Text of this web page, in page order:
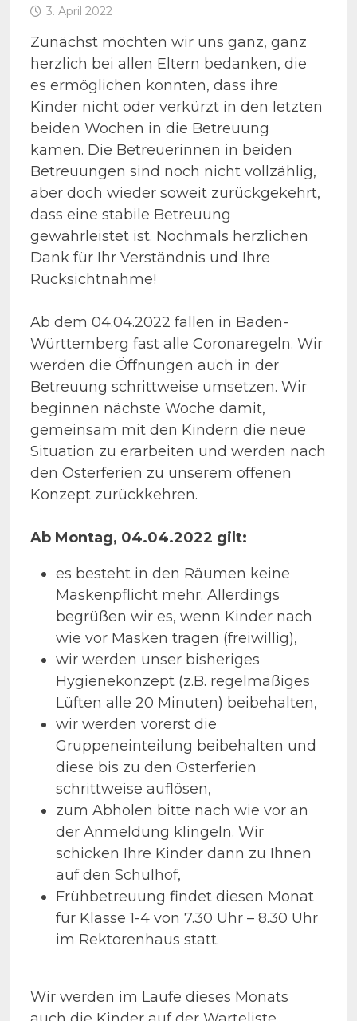
3. April 2022
Zunächst möchten wir uns ganz, ganz
herzlich bei allen Eltern bedanken, die
es ermöglichen konnten, dass ihre
Kinder nicht oder verkürzt in den letzten
beiden Wochen in die Betreuung
kamen. Die Betreuerinnen in beiden
Betreuungen sind noch nicht vollzählig,
aber doch wieder soweit zurückgekehrt,
dass eine stabile Betreuung
gewährleistet ist. Nochmals herzlichen
Dank für Ihr Verständnis und Ihre
Rücksichtnahme!
Ab dem 04.04.2022 fallen in Baden-
Württemberg fast alle Coronaregeln. Wir
werden die Öffnungen auch in der
Betreuung schrittweise umsetzen. Wir
beginnen nächste Woche damit,
gemeinsam mit den Kindern die neue
Situation zu erarbeiten und werden nach
den Osterferien zu unserem offenen
Konzept zurückkehren.
Ab Montag, 04.04.2022 gilt:
es besteht in den Räumen keine
Maskenpflicht mehr. Allerdings
begrüßen wir es, wenn Kinder nach
wie vor Masken tragen (freiwillig),
wir werden unser bisheriges
Hygienekonzept (z.B. regelmäßiges
Lüften alle 20 Minuten) beibehalten,
wir werden vorerst die
Gruppeneinteilung beibehalten und
diese bis zu den Osterferien
schrittweise auflösen,
zum Abholen bitte nach wie vor an
der Anmeldung klingeln. Wir
schicken Ihre Kinder dann zu Ihnen
auf den Schulhof,
Frühbetreuung findet diesen Monat
für Klasse 1-4 von 7.30 Uhr – 8.30 Uhr
im Rektorenhaus statt.
Wir werden im Laufe dieses Monats